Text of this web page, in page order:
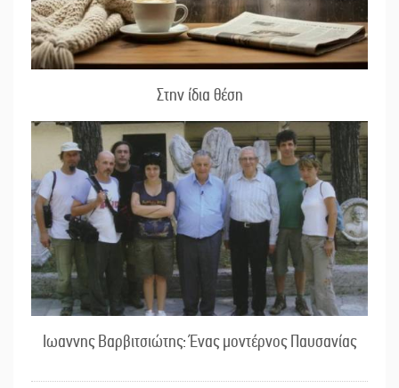
Στην ίδια θέση
Ιωαννης Βαρβιτσιώτης: Ένας μοντέρνος Παυσανίας